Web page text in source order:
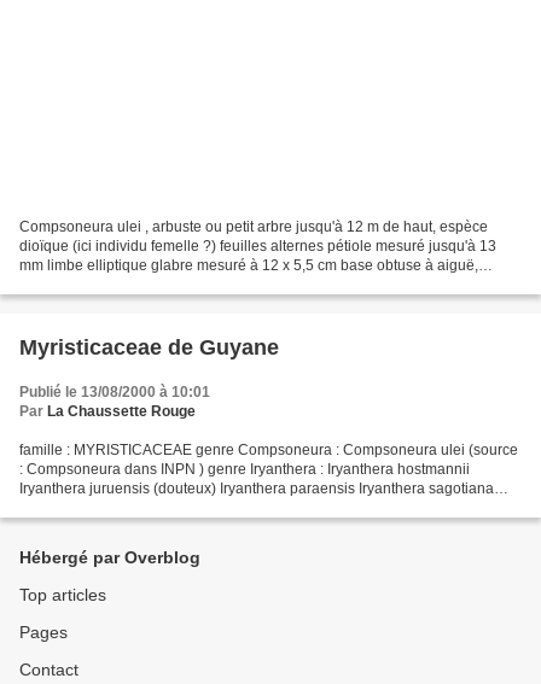
Compsoneura ulei , arbuste ou petit arbre jusqu'à 12 m de haut, espèce
dioïque (ici individu femelle ?) feuilles alternes pétiole mesuré jusqu'à 13
mm limbe elliptique glabre mesuré à 12 x 5,5 cm base obtuse à aiguë,
Myristicaceae de Guyane
Publié le 13/08/2000 à 10:01
Par La Chaussette Rouge
famille : MYRISTICACEAE genre Compsoneura : Compsoneura ulei (source
: Compsoneura dans INPN ) genre Iryanthera : Iryanthera hostmannii
Iryanthera juruensis (douteux) Iryanthera paraensis Iryanthera sagotiana
Hébergé par Overblog
Top articles
Pages
Contact